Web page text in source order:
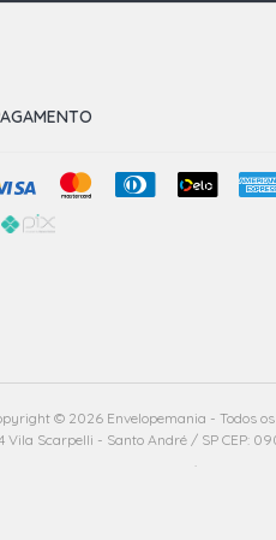
© 2026 Envelopemania - Todos
Vila Scarpelli - Santo André / SP CEP: